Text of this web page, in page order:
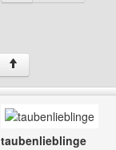
↑
taubenlieblinge